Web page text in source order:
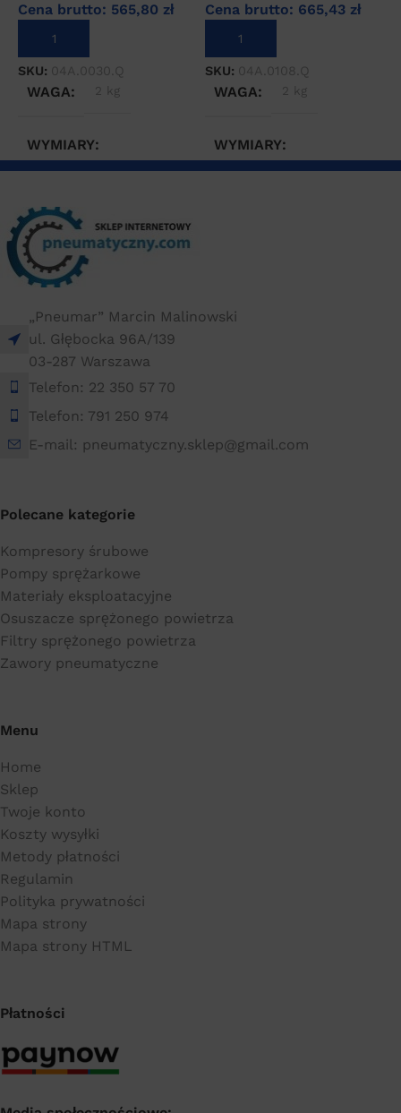
Cena brutto: 565,80 zł
DODAJ DO KOSZYKA
SKU: 04A.0030.Q
WAGA 2 kg
WYMIARY
Cena brutto: 665,43 zł
DODAJ DO KOSZYKA
SKU: 04A.0108.Q
WAGA 2 kg
WYMIARY
„Pneumar” Marcin Malinowski
ul. Głębocka 96A/139
03-287 Warszawa
Telefon: 22 350 57 70
Telefon: 791 250 974
E-mail: pneumatyczny.sklep@gmail.com
Polecane kategorie
Kompresory śrubowe
Pompy sprężarkowe
Materiały eksploatacyjne
Osuszacze sprężonego powietrza
Filtry sprężonego powietrza
Zawory pneumatyczne
Menu
Home
Sklep
Twoje konto
Koszty wysyłki
Metody płatności
Regulamin
Polityka prywatności
Mapa strony
Mapa strony HTML
Płatności